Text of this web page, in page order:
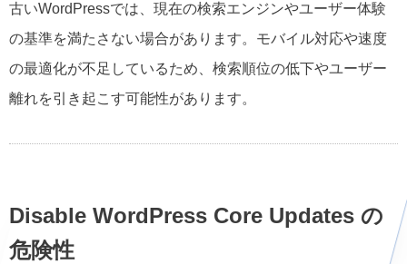
古いWordPressでは、現在の検索エンジンやユーザー体験
の基準を満たさない場合があります。モバイル対応や速度
の最適化が不足しているため、検索順位の低下やユーザー
離れを引き起こす可能性があります。
Disable WordPress Core Updates の
危険性